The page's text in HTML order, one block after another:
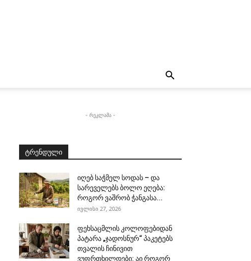
- რეკლამა -
ტრენდული
იღებ საჭმელ სოდას – და
სარეველებს ბოლო ეღება:
როგორ ვაშრობ ჭანგასა...
ივლისი 27, 2026
ფეხსაცმლის კოლოფებიდან
პატარა „ჯადოსნურ“ პაკეტებს
თვალის ჩინივით
ვუფრთხილდები: აი როგორ